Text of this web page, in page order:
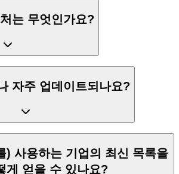
는 무엇인가요?
자주 업데이트되나요?
사용하는 기업의 최신 목록을
게 얻을 수 있나요?